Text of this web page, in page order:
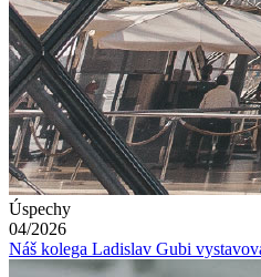
Úspechy
04/2026
Náš kolega Ladislav Gubi